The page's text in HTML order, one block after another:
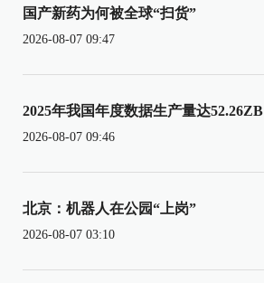
国产新药为何被全球“扫货”
2026-08-07 09:47
2025年我国年度数据生产量达52.26ZB
2026-08-07 09:46
北京：机器人在公园“上岗”
2026-08-07 03:10